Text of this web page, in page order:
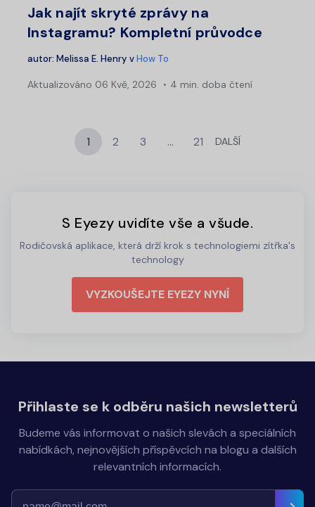
Jak najít skryté zprávy na
Instagramu? Kompletní průvodce
autor: Melissa E. Henry vHow To
Aktualizováno 06 Kvě, 2026 4 min. doba čtení
1 2 3 … 21 DALŠÍ
S Eyezy uvidíte vše a všude.
Rodičovská aplikace, která drží krok s technologiemi zítřka's
technology
VYZKOUŠEJTE EYEZY NYNÍ
Přihlaste se k odběru našich newsletterů
Budeme vás informovat o našich slevách a speciálních
nabídkách, nejnovějších příspěvcích na blogu a dalších
relevantních informacích.